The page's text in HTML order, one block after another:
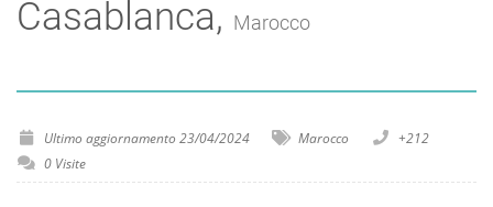
Casablanca, Marocco
Ultimo aggiornamento 23/04/2024 Marocco
+212
0 Visite